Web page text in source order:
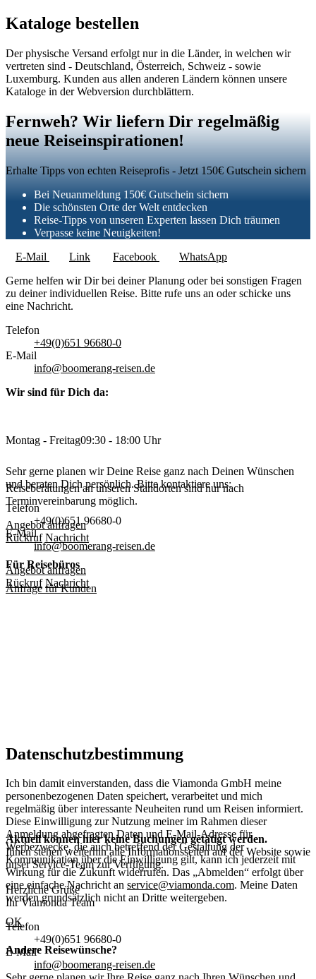
Kataloge bestellen
Der physische Versand erfolgt nur in die Länder, in welchen wir
vertreten sind - Deutschland, Österreich, Schweiz - sowie
Luxemburg. Kunden aus allen anderen Ländern können unsere
Kataloge in der Webversion durchblättern.
Fernweh? Wir liefern Dir regelmäßig
neue Reiseinspirationen!
Erhalte Tipps von echten Reiseprofis - Jetzt 150€ Gutschein sichern
Bei Neuanmeldung 150€ Gutschein sichern
Die schönsten Orte der Welt entdecken
Reise-Tipps von unseren Experten lassen Dich träumen
Verpasse keine Neuigkeiten!
E-Mail
Link Facebook
WhatsApp
Gerne helfen wir Dir bei deiner Planung oder bei sonstigen Fragen
zu deiner individuellen Reise. Bitte rufe uns an oder schicke uns
eine Nachricht.
Telefon
+49(0)651 96680-0
E-Mail
info@boomerang-reisen.de
Wir sind für Dich da:
Montag - Freitag09:30 - 18:00 Uhr
Reiseberatungen an unseren Standorten sind nur nach
Terminvereinbarung möglich.
Angebot anfragen
Rückruf Nachricht
Für Reisebüros
Anfrage für Kunden
Sehr gerne planen wir Deine Reise ganz nach Deinen Wünschen
und beraten Dich persönlich. Bitte kontaktiere uns:
Telefon
+49(0)651 96680-0
E-Mail
info@boomerang-reisen.de
Angebot anfragen
Rückruf Nachricht
Datenschutzbestimmung
Ich bin damit einverstanden, dass die Viamonda GmbH meine
personenbezogenen Daten speichert, verarbeitet und mich
regelmäßig über interessante Neuheiten rund um Reisen informiert.
Diese Einwilligung zur Nutzung meiner im Rahmen dieser
Anmeldung abgefragten Daten und E-Mail-Adresse für
Werbezwecke, die auch betreffend der Gestaltung der
Kommunikation über die Einwilligung gilt, kann ich jederzeit mit
Wirkung für die Zukunft widerrufen. Das „Abmelden“ erfolgt über
eine einfache Nachricht an service@viamonda.com. Meine Daten
werden grundsätzlich nicht an Dritte weitergeben.
OK
Andere Reisewünsche?
Aktuell können hier keine Buchungen getätigt werden.
Ihnen stehen weiterhin alle Informationsseiten auf der Website sowie
unser Service-Team zur Verfügung.
Herzliche Grüße
Ihr Viamonda Team
Telefon
+49(0)651 96680-0
E-Mail
info@boomerang-reisen.de